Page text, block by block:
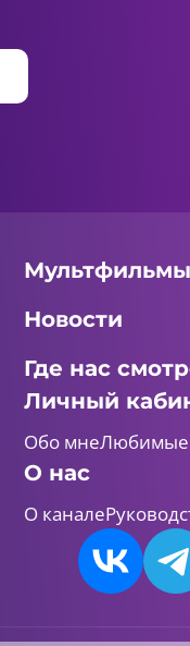
Мультфильмы
Новости
Где нас
Личный
Обо мнеЛюбимые
О нас
О канале